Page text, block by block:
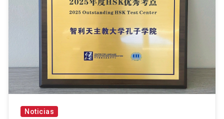
Noticias